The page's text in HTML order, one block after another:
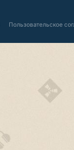
Пользовательское